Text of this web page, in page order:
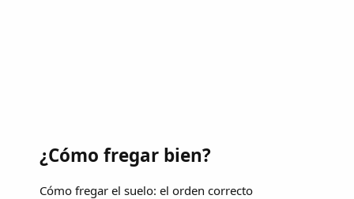
¿Cómo fregar bien?
Cómo fregar el suelo: el orden correcto